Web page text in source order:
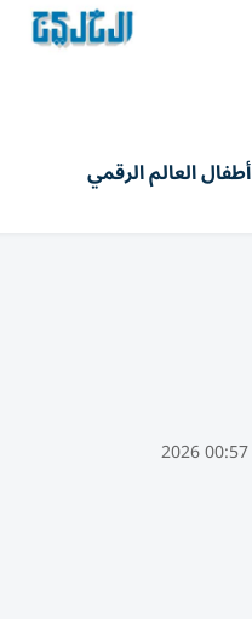
أطفال العالم الرقمي